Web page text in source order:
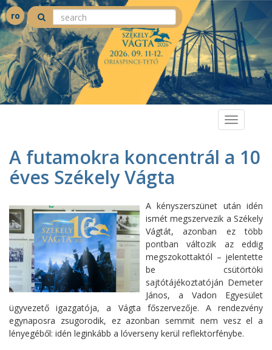
ro
Toggle
navigation
A futamokra koncentrál a 10
éves Székely Vágta
A kényszerszünet után idén
ismét megszervezik a Székely
Vágtát, azonban ez több
pontban változik az eddig
megszokottaktól – jelentette
be csütörtöki
sajtótájékoztatóján Demeter
János, a Vadon Egyesület
ügyvezető igazgatója, a Vágta főszervezője. A rendezvény
egynaposra zsugorodik, ez azonban semmit nem vesz el a
lényegéből: idén leginkább a lóverseny kerül reflektorfénybe.